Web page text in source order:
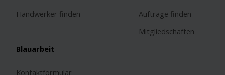
Handwerker finden
Aufträge finden
Mitgliedschaften
Blauarbeit
Kontaktformular